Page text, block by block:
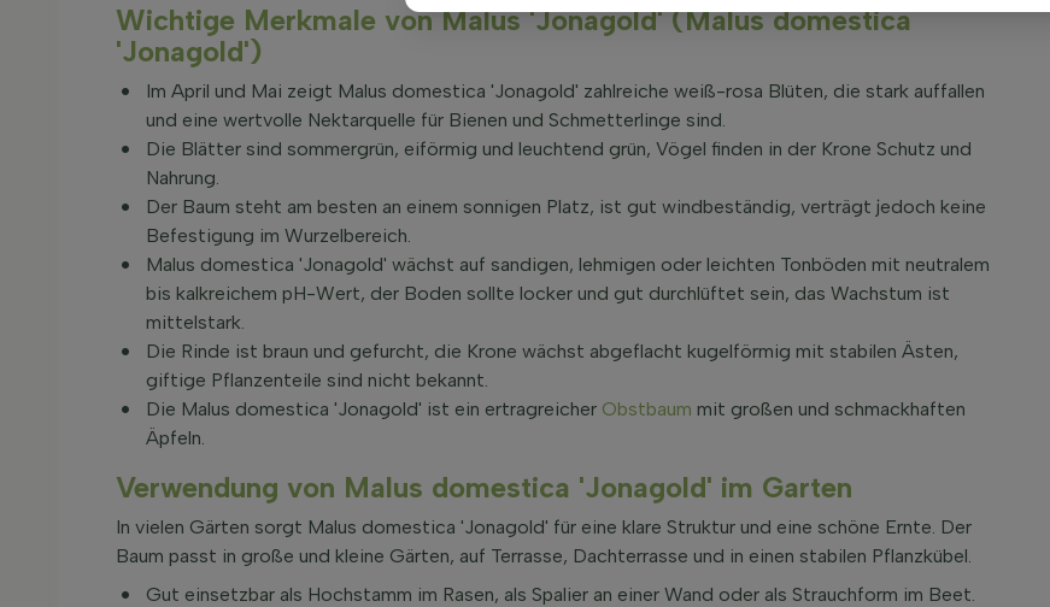
Wichtige Merkmale von Malus 'Jonagold' (Malus domestica
'Jonagold')
Im April und Mai zeigt Malus domestica 'Jonagold' zahlreiche weiß-rosa Blüten, die stark auffallen
und eine wertvolle Nektarquelle für Bienen und Schmetterlinge sind.
Die Blätter sind sommergrün, eiförmig und leuchtend grün, Vögel finden in der Krone Schutz und
Nahrung.
Der Baum steht am besten an einem sonnigen Platz, ist gut windbeständig, verträgt jedoch keine
Befestigung im Wurzelbereich.
Malus domestica 'Jonagold' wächst auf sandigen, lehmigen oder leichten Tonböden mit neutralem
bis kalkreichem pH-Wert, der Boden sollte locker und gut durchlüftet sein, das Wachstum ist
mittelstark.
Die Rinde ist braun und gefurcht, die Krone wächst abgeflacht kugelförmig mit stabilen Ästen,
giftige Pflanzenteile sind nicht bekannt.
Die Malus domestica 'Jonagold' ist ein ertragreicher Obstbaum mit großen und schmackhaften
Äpfeln.
Verwendung von Malus domestica 'Jonagold' im Garten
In vielen Gärten sorgt Malus domestica 'Jonagold' für eine klare Struktur und eine schöne Ernte. Der
Baum passt in große und kleine Gärten, auf Terrasse, Dachterrasse und in einen stabilen Pflanzkübel.
Gut einsetzbar als Hochstamm im Rasen, als Spalier an einer Wand oder als Strauchform im Beet.